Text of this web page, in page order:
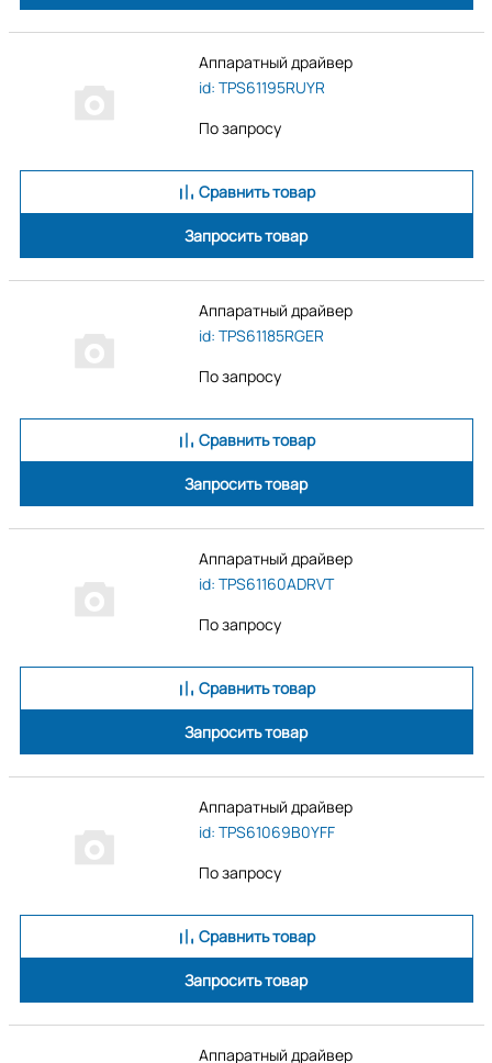
Аппаратный драйвер
id: TPS61195RUYR
По запросу
Сравнить товар
Запросить товар
Аппаратный драйвер
id: TPS61185RGER
По запросу
Сравнить товар
Запросить товар
Аппаратный драйвер
id: TPS61160ADRVT
По запросу
Сравнить товар
Запросить товар
Аппаратный драйвер
id: TPS61069B0YFF
По запросу
Сравнить товар
Запросить товар
Аппаратный драйвер